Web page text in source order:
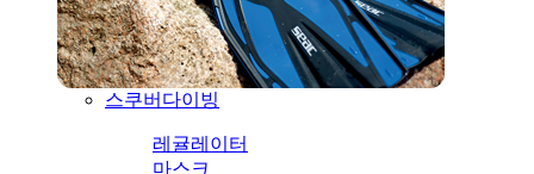
스쿠버다이빙
레귤레이터
마스크